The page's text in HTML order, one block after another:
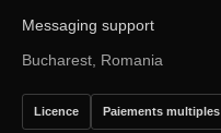
Messaging support
Bucharest, Romania
Licence Paiements multiples